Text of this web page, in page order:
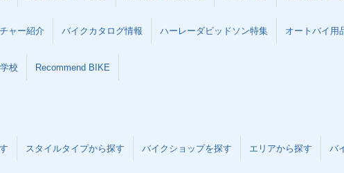
ャー紹介 バイクカタログ情報 ハーレーダビッドソン特集 オートバイ用
校 Recommend BIKE
スタイルタイプから探す バイクショップを探す エリアから探す バ